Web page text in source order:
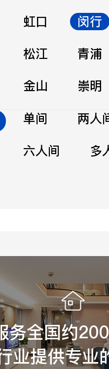
虹口
闵行
松江
青浦
金山
崇明
单间
两人
六人间
多
务全国约
业提供专业